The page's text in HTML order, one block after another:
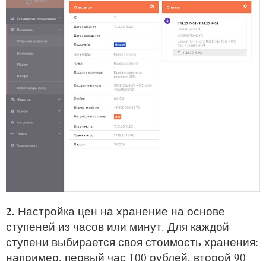
2. Настройка цен на хранение на основе
ступеней из часов или минут. Для каждой
ступени выбирается своя стоимость хранения:
например, первый час 100 рублей, второй 90